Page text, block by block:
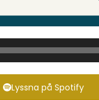
Lyssna på Spotify